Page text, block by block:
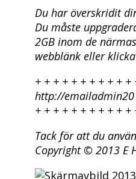
Du har överskridit
Du måste
2GB inom de
webblänk eller
+ + + + + + + + + + +
http://
+ + + + + + + + + + +
Tack för att du
Copyright © 2013 E